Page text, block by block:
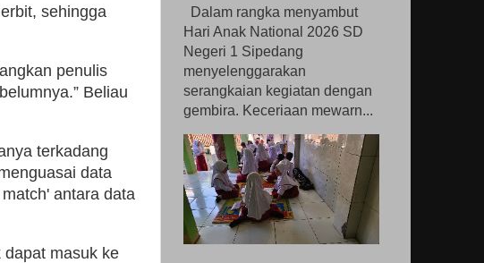
sehingga
penulis
Beliau
terkadang
data
antara data
masuk ke
Dalam rangka menyambut
Hari Anak National 2026 SD
Negeri 1 Sipedang
menyelenggarakan
serangkaian kegiatan dengan
gembira. Keceriaan mewarn...